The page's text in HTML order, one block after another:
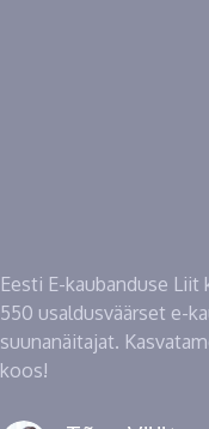
Eesti E-kaubanduse Liit
550 usaldusväärset e-
suunanäitajat.
koos!